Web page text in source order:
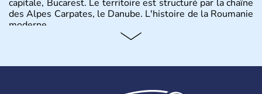
capitale, Bucarest. Le territoire est structuré par la chaîne
des Alpes Carpates, le Danube. L'histoire de la Roumanie
moderne.